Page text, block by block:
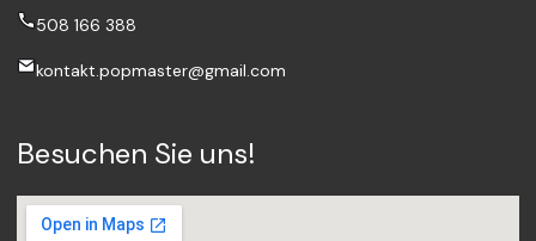
508 166 388
kontakt.popmaster@gmail.com
Besuchen Sie uns!